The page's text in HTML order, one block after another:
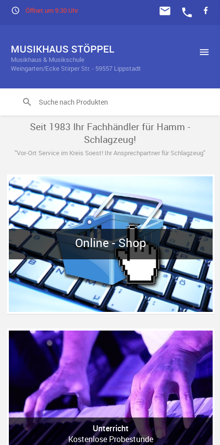
Öffnet um 9:30 Uhr
MUSIKHAUS STÖPPEL
Musikhaus & Musikschule
Weingarten/Ecke Stirper Str. - 59557 Lippstadt
Seit 1983 Ihr Fachhändler für Hamm -
Schlagzeug!
"Vor-Ort Service im Kreis Soest! Ihr Ansprechpartner für Schlagzeug"
Online - Shop
Unterricht
Kostenlose Probestunde